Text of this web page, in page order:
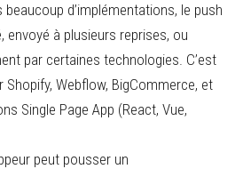
d’implémentations, le push
envoyé à plusieurs reprises, ou
par certaines technologies. C’est
Webflow, BigCommerce, et
Single Page App (React, Vue,
peut pousser un